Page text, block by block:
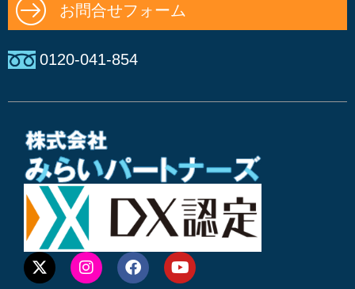
お問合せフォーム
0120-041-854